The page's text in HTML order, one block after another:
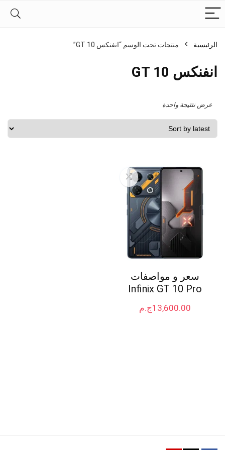
الرئيسية منتجات تحت الوسم “انفنكس GT 10”
انفنكس GT 10
عرض نتتيجة واحدة
سعر و مواصفات
Infinix GT 10 Pro
ج.م13,600.00